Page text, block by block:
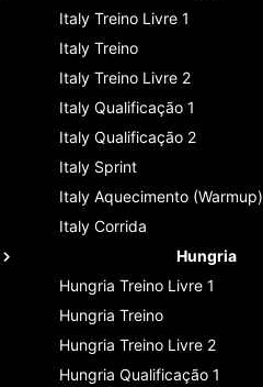
Italy Treino Livre 1
Italy Treino
Italy Treino Livre 2
Italy Qualificação 1
Italy Qualificação 2
Italy Sprint
Italy Aquecimento (Warmup)
Italy Corrida
Hungria
Hungria Treino Livre 1
Hungria Treino
Hungria Treino Livre 2
Hungria Qualificação 1